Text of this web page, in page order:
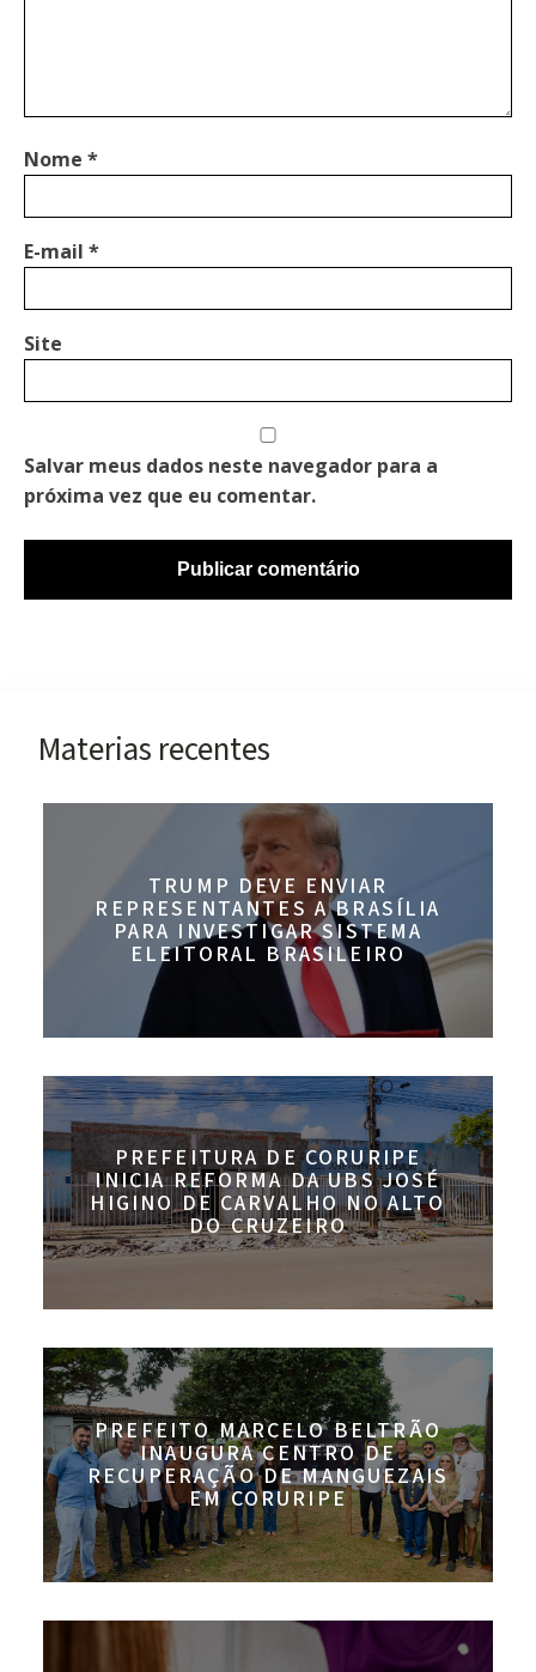
Nome *
E-mail *
Site
Salvar meus dados neste navegador para a
próxima vez que eu comentar.
Materias recentes
TRUMP DEVE ENVIAR
REPRESENTANTES A BRASÍLIA
PARA INVESTIGAR SISTEMA
ELEITORAL BRASILEIRO
PREFEITURA DE CORURIPE
INICIA REFORMA DA UBS JOSÉ
HIGINO DE CARVALHO NO ALTO
DO CRUZEIRO
PREFEITO MARCELO BELTRÃO
INAUGURA CENTRO DE
RECUPERAÇÃO DE MANGUEZAIS
EM CORURIPE